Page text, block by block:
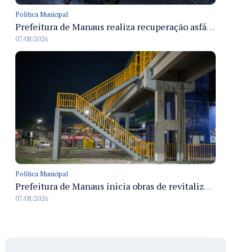
Política Municipal
Prefeitura de Manaus realiza recuperação asfáltica na rua Canário do Campo e amplia mobilidade na zona Norte
07/08/2026
Política Municipal
Prefeitura de Manaus inicia obras de revitalização na passarela Max Teixeira para ampliar segurança e mobilidade urbana
07/08/2026